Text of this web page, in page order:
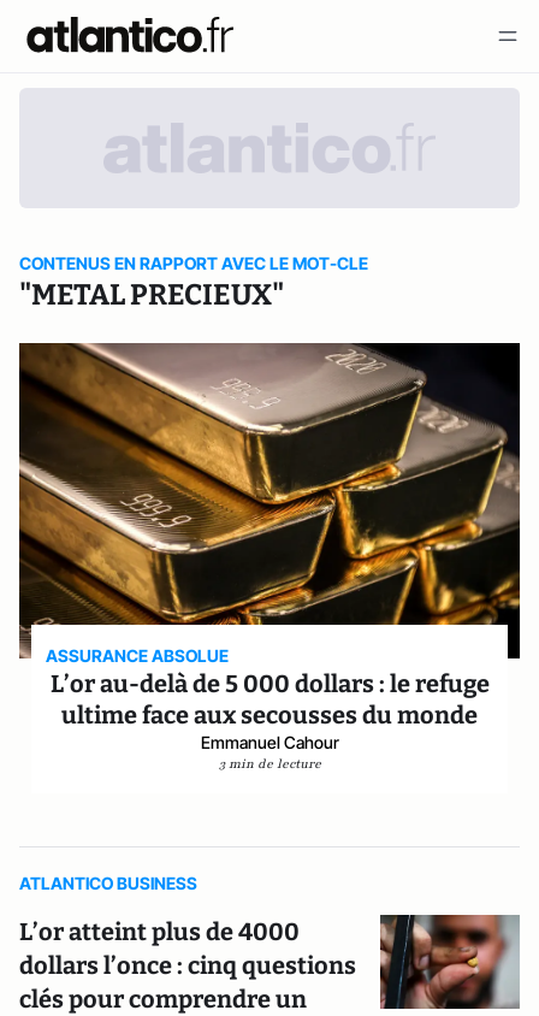
CONTENUS EN RAPPORT AVEC LE MOT-CLE
"METAL PRECIEUX"
ASSURANCE ABSOLUE
L’or au-delà de 5 000 dollars : le refuge
ultime face aux secousses du monde
Emmanuel Cahour
3 min de lecture
ATLANTICO BUSINESS
L’or atteint plus de 4000
dollars l’once : cinq questions
clés pour comprendre un